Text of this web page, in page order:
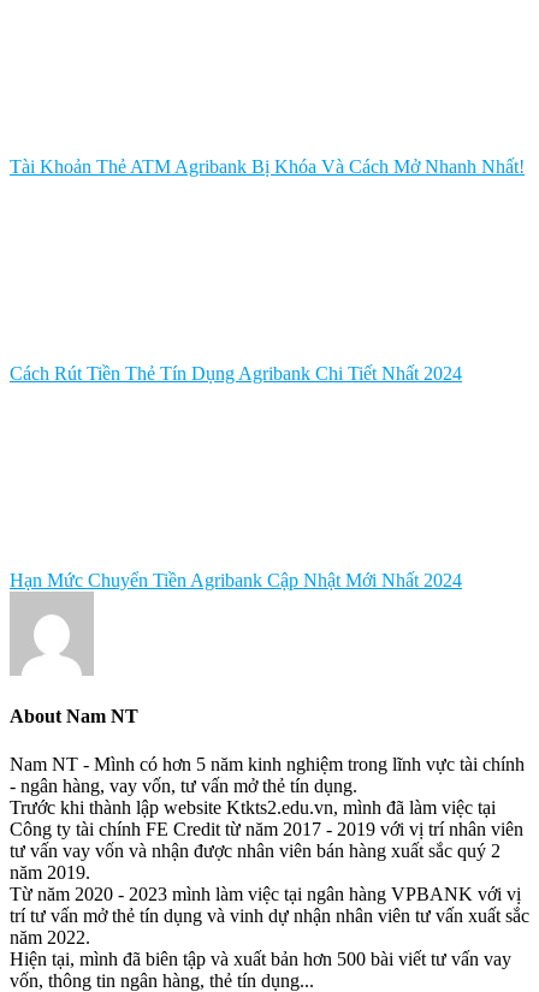
Tài Khoản Thẻ ATM Agribank Bị Khóa Và Cách Mở Nhanh Nhất!
Cách Rút Tiền Thẻ Tín Dụng Agribank Chi Tiết Nhất 2024
Hạn Mức Chuyển Tiền Agribank Cập Nhật Mới Nhất 2024
AboutNam NT
Nam NT - Mình có hơn 5 năm kinh nghiệm trong lĩnh vực tài chính
- ngân hàng, vay vốn, tư vấn mở thẻ tín dụng.
Trước khi thành lập website Ktkts2.edu.vn, mình đã làm việc tại
Công ty tài chính FE Credit từ năm 2017 - 2019 với vị trí nhân viên
tư vấn vay vốn và nhận được nhân viên bán hàng xuất sắc quý 2
năm 2019.
Từ năm 2020 - 2023 mình làm việc tại ngân hàng VPBANK với vị
trí tư vấn mở thẻ tín dụng và vinh dự nhận nhân viên tư vấn xuất sắc
năm 2022.
Hiện tại, mình đã biên tập và xuất bản hơn 500 bài viết tư vấn vay
vốn, thông tin ngân hàng, thẻ tín dụng...